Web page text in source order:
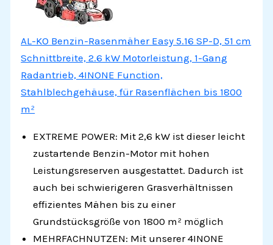
AL-KO Benzin-Rasenmäher Easy 5.16 SP-D, 51 cm
Schnittbreite, 2.6 kW Motorleistung, 1-Gang
Radantrieb, 4INONE Function,
Stahlblechgehäuse, für Rasenflächen bis 1800
m²
EXTREME POWER: Mit 2,6 kW ist dieser leicht
zustartende Benzin-Motor mit hohen
Leistungsreserven ausgestattet. Dadurch ist
auch bei schwierigeren Grasverhältnissen
effizientes Mähen bis zu einer
Grundstücksgröße von 1800 m² möglich
MEHRFACHNUTZEN: Mit unserer 4INONE